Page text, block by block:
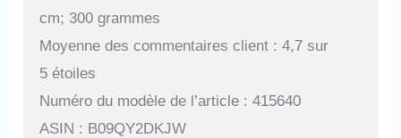
cm; 300 grammes
Moyenne des commentaires client : 4,7 sur
5 étoiles
Numéro du modèle de l’article : 415640
ASIN : B09QY2DKJW